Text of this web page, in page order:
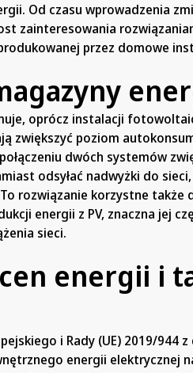
Od czasu wprowadzenia
zainteresowania
przez domowe
oprócz instalacji
zwiększyć poziom
dwóch systemów
odsyłać nadwyżki do
rozwiązanie korzystne
energii z PV, znaczna jej
sieci.
energii i
i Rady (UE) 2019/944
energii elektrycznej